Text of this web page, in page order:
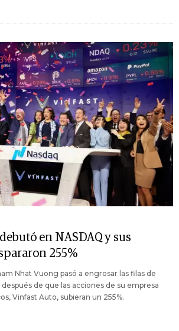
en NASDAQ y sus
255%
Nhat Vuong pasó a engrosar las filas de
después de que las acciones de su empresa
Vinfast Auto, subieran un 255%.